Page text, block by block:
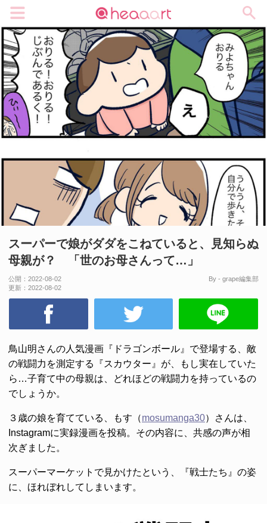
スーパーで娘がダダをこねていると、見知らぬ
母親が？ 「世のお母さんって…」
公開： 2022-08-02
更新： 2022-08-02
By - grape編集部
鳥山明さんの人気漫画『ドラゴンボール』で登場する、敵
の戦闘力を測定する『スカウター』が、もし実在していた
ら…子育て中の母親は、どれほどの戦闘力を持っているの
でしょうか。
３歳の娘を育てている、もす（mosumanga30）さんは、
Instagramに実録漫画を投稿。その内容に、共感の声が相
次ぎました。
スーパーマーケットで見かけたという、『戦士たち』の姿
に、ほれぼれしてしまいます。